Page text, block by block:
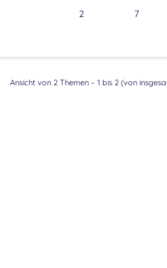
2 7
Ansicht von 2 Themen – 1 bis 2 (von